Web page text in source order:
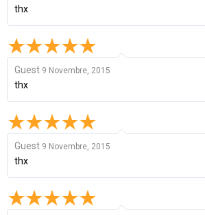
thx
Guest 9 Novembre, 2015
thx
Guest 9 Novembre, 2015
thx